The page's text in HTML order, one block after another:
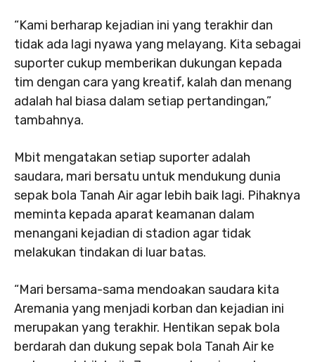
“Kami berharap kejadian ini yang terakhir dan
tidak ada lagi nyawa yang melayang. Kita sebagai
suporter cukup memberikan dukungan kepada
tim dengan cara yang kreatif, kalah dan menang
adalah hal biasa dalam setiap pertandingan,”
tambahnya.
Mbit mengatakan setiap suporter adalah
saudara, mari bersatu untuk mendukung dunia
sepak bola Tanah Air agar lebih baik lagi. Pihaknya
meminta kepada aparat keamanan dalam
menangani kejadian di stadion agar tidak
melakukan tindakan di luar batas.
“Mari bersama-sama mendoakan saudara kita
Aremania yang menjadi korban dan kejadian ini
merupakan yang terakhir. Hentikan sepak bola
berdarah dan dukung sepak bola Tanah Air ke